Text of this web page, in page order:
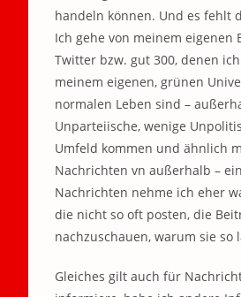
handeln können. Und es fehlt
Ich gehe von meinem eigenen
Twitter bzw. gut 300, denen
meinem eigenen, grünen
normalen Leben sind –
Unparteiische, wenige
Umfeld kommen und ähnlich
Nachrichten vn außerhalb –
Nachrichten nehme ich eher
die nicht so oft posten, die
nachzuschauen, warum sie
Gleiches gilt auch für